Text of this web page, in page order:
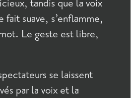
tandis que la voix
fait suave, s’enflamme,
Le geste est libre,
se laissent
par la voix et la